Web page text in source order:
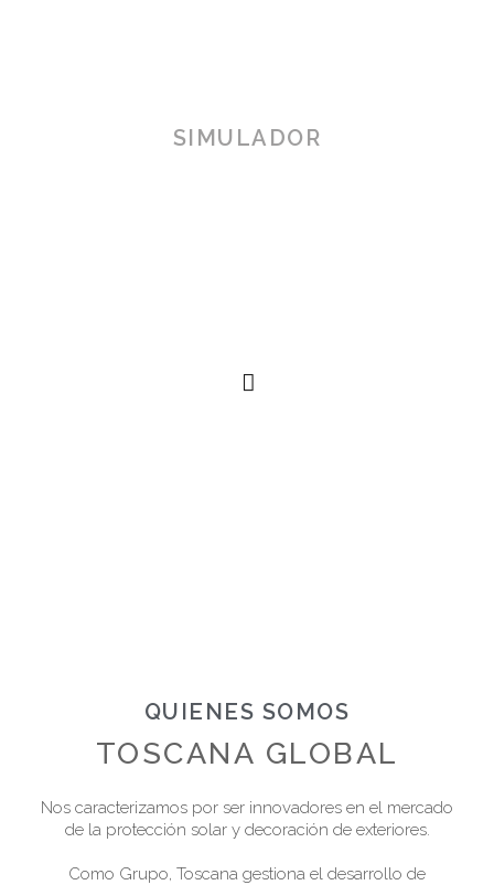
SIMULADOR
QUIENES SOMOS
TOSCANA GLOBAL
Nos caracterizamos por ser innovadores en el mercado
de la protección solar y decoración de exteriores.
Como Grupo, Toscana gestiona el desarrollo de